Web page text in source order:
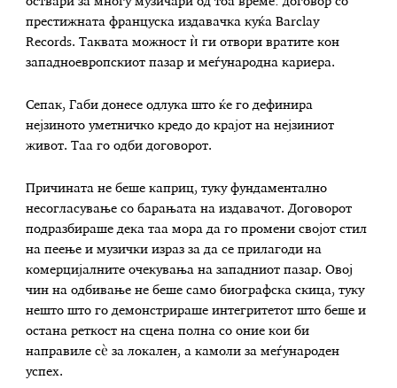
престижната француска издавачка куќа Barclay
Records. Таквата можност ѝ ги отвори вратите кон
западноевропскиот пазар и меѓународна кариера.
Сепак, Габи донесе одлука што ќе го дефинира
нејзиното уметничко кредо до крајот на нејзиниот
живот. Таа го одби договорот.
Причината не беше каприц, туку фундаментално
несогласување со барањата на издавачот. Договорот
подразбираше дека таа мора да го промени својот стил
на пеење и музички израз за да се прилагоди на
комерцијалните очекувања на западниот пазар. Овој
чин на одбивање не беше само биографска скица, туку
нешто што го демонстрираше интегритетот што беше и
остана реткост на сцена полна со оние кои би
направиле сè за локален, а камоли за меѓународен
успех.